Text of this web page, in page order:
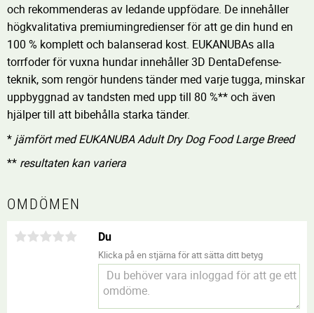
och rekommenderas av ledande uppfödare. De innehåller
högkvalitativa premiumingredienser för att ge din hund en
100 % komplett och balanserad kost. EUKANUBAs alla
torrfoder för vuxna hundar innehåller 3D DentaDefense-
teknik, som rengör hundens tänder med varje tugga, minskar
uppbyggnad av tandsten med upp till 80 %** och även
hjälper till att bibehålla starka tänder.
* jämfört med EUKANUBA Adult Dry Dog Food Large Breed
** resultaten kan variera
OMDÖMEN
Du
Klicka på en stjärna för att sätta ditt betyg